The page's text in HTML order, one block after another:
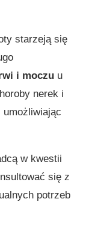
starzeją się
i moczu u
nerek i
umożliwiając
w kwestii
się z
potrzeb